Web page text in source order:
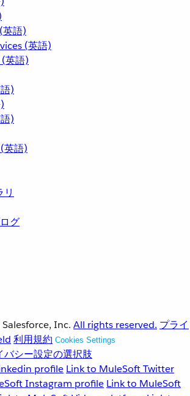
語)
(英語)
英語)
)
)
英語)
リ
グ
Salesforce, Inc. All rights reserved. プライ
利用規約 Cookies Settings
バシー設定の選択肢
profile Link to MuleSoft Twitter
Instagram profile Link to MuleSoft